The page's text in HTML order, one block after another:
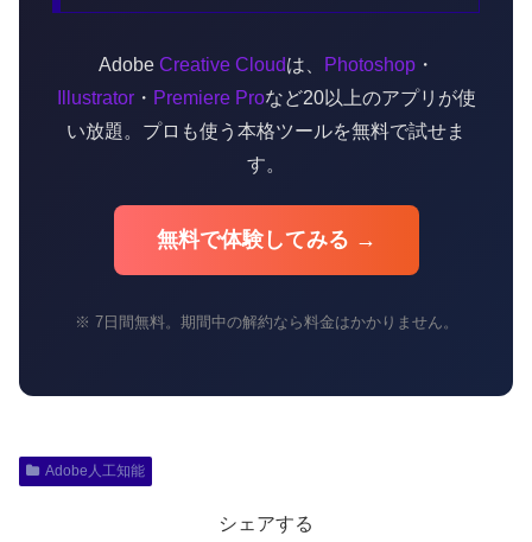
Adobe Creative Cloudは、 Photoshop・
Illustrator・ Premiere Proなど20以上のアプリが使
い放題。プロも使う本格ツールを無料で試せま
す。
無料で体験してみる →
※ 7日間無料。期間中の解約なら料金はかかりません。
Adobe人工知能
シェアする